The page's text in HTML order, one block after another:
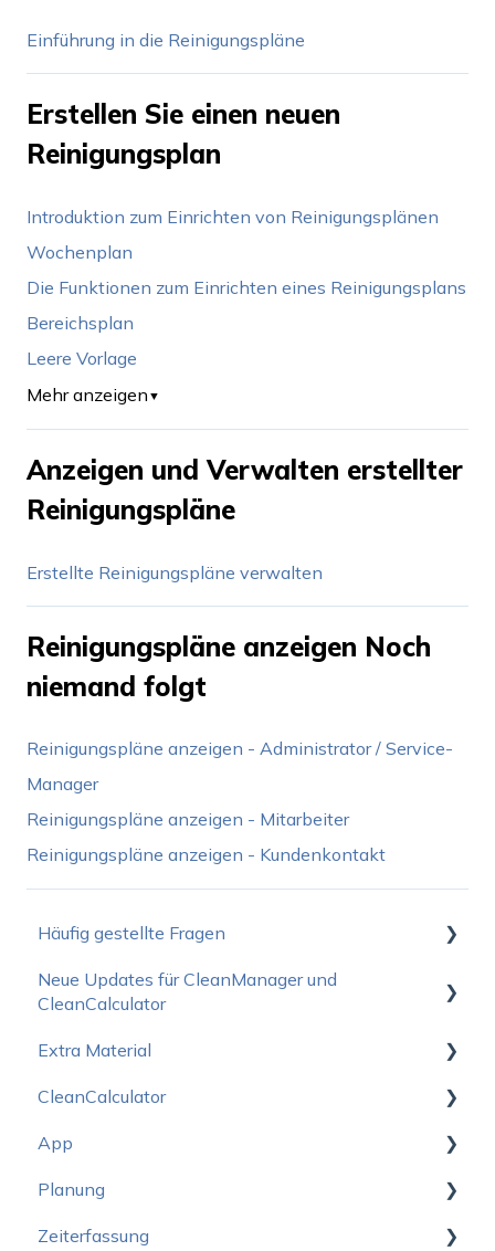
Einführung in die Reinigungspläne
Erstellen Sie einen neuen
Reinigungsplan
Introduktion zum Einrichten von Reinigungsplänen
Wochenplan
Die Funktionen zum Einrichten eines Reinigungsplans
Bereichsplan
Leere Vorlage
Mehr anzeigen ▼
Anzeigen und Verwalten erstellter
Reinigungspläne
Erstellte Reinigungspläne verwalten
Reinigungspläne anzeigen Noch
niemand folgt
Reinigungspläne anzeigen - Administrator / Service-
Manager
Reinigungspläne anzeigen - Mitarbeiter
Reinigungspläne anzeigen - Kundenkontakt
Häufig gestellte Fragen
Wie fange ich am Besten an?
Neue Updates für CleanManager und
CleanCalculator
Neuigkeiten für den CleanManager
Neuigkeiten für den CleanCalculator
Extra Material
Verkaufsmaterial
Logo-Paket
CleanCalculator
Starten
CleanCalculator Webinare
Kontoeinstellungen
App
Starten
Einstellung
Planung
Neuen Design
Zeiterfassung